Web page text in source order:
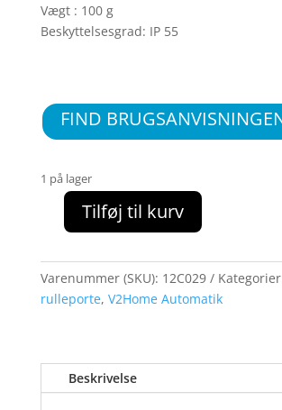
Vægt : 100 g
Beskyttelsesgrad: IP 55
FIND
1 på lager
Analog
en
230
Vac
indbygget
modtager
Tilføj til kurv
Varenummer (SKU): 12C029
rulleporte, V2Home Automatik
Beskrivelse